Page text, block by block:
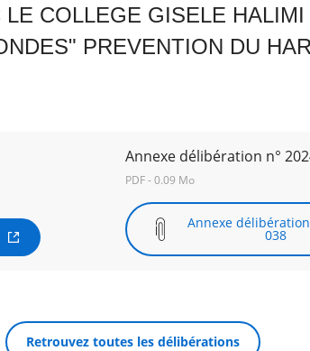
COLLEGE GISELE
PREVENTION DU
Annexe délibération n°
PDF - 0.09 Mo
Annexe
038
Retrouvez toutes les délibérations